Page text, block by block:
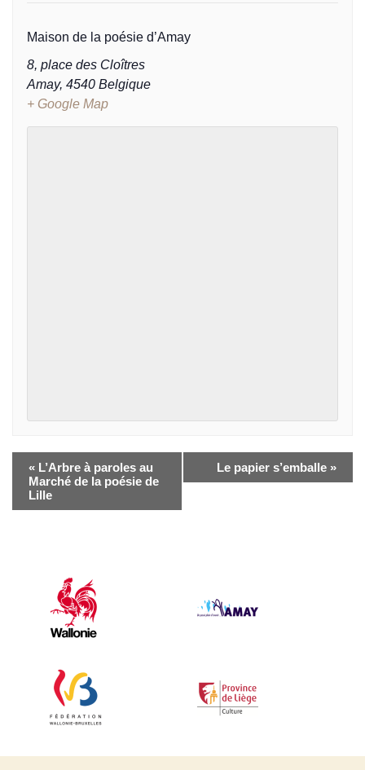
Maison de la poésie d’Amay
8, place des Cloîtres
Amay, 4540 Belgique
+ Google Map
« L’Arbre à paroles au
Marché de la poésie de
Lille
Le papier s’emballe »